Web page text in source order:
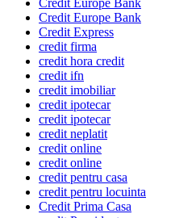
Credit Europe Bank
Credit Europe Bank
Credit Express
credit firma
credit hora credit
credit ifn
credit imobiliar
credit ipotecar
credit ipotecar
credit neplatit
credit online
credit online
credit pentru casa
credit pentru locuinta
Credit Prima Casa